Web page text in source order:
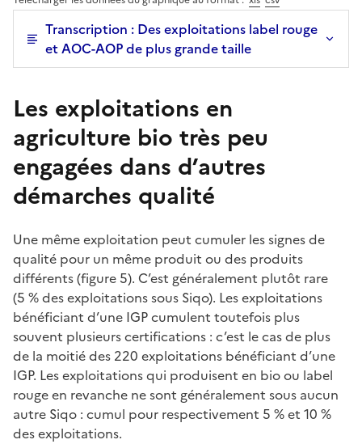
Transcription : Des exploitations label rouge
et AOC-AOP de plus grande taille
Les exploitations en
agriculture bio très peu
engagées dans d’autres
démarches qualité
Une même exploitation peut cumuler les signes de
qualité pour un même produit ou des produits
différents (figure 5). C’est généralement plutôt rare
(5 % des exploitations sous Siqo). Les exploitations
bénéficiant d’une IGP cumulent toutefois plus
souvent plusieurs certifications : c’est le cas de plus
de la moitié des 220 exploitations bénéficiant d’une
IGP. Les exploitations qui produisent en bio ou label
rouge en revanche ne sont généralement sous aucun
autre Siqo : cumul pour respectivement 5 % et 10 %
des exploitations.